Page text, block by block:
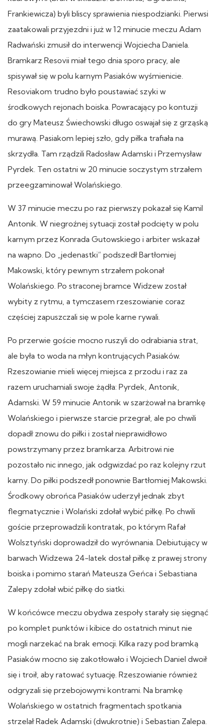
Frankiewicza) byli bliscy sprawienia niespodzianki. Pierwsi
zaatakowali przyjezdni i już w 12 minucie meczu Adam
Radwański zmusił do interwencji Wojciecha Daniela.
Bramkarz Resovii miał tego dnia sporo pracy, ale
spisywał się w polu karnym Pasiaków wyśmienicie.
Resoviakom trudno było poustawiać szyki w
środkowych rejonach boiska. Powracający po kontuzji
do gry Mateusz Świechowski długo oswajał się z grząską
murawą. Pasiakom lepiej szło, gdy piłka trafiała na
skrzydła. Tam rządzili Radosław Adamski i Przemysław
Pyrdek. Ten ostatni w 20 minucie soczystym strzałem
przeegzaminował Wolańskiego.
W 37 minucie meczu po raz pierwszy pokazał się Kamil
Antonik. W niegroźnej sytuacji został podcięty w polu
karnym przez Konrada Gutowskiego i arbiter wskazał
na wapno. Do „jedenastki” podszedł Bartłomiej
Makowski, który pewnym strzałem pokonał
Wolańskiego. Po straconej bramce Widzew został
wybity z rytmu, a tymczasem rzeszowianie coraz
częściej zapuszczali się w pole karne rywali.
Po przerwie goście mocno ruszyli do odrabiania strat,
ale była to woda na młyn kontrujących Pasiaków.
Rzeszowianie mieli więcej miejsca z przodu i raz za
razem uruchamiali swoje żądła: Pyrdek, Antonik,
Adamski. W 59 minucie Antonik w szarżował na bramkę
Wolańskiego i pierwsze starcie przegrał, ale po chwili
dopadł znowu do piłki i został nieprawidłowo
powstrzymany przez bramkarza. Arbitrowi nie
pozostało nic innego, jak odgwizdać po raz kolejny rzut
karny. Do piłki podszedł ponownie Bartłomiej Makowski.
Środkowy obrońca Pasiaków uderzył jednak zbyt
flegmatycznie i Wolański zdołał wybić piłkę. Po chwili
goście przeprowadzili kontratak, po którym Rafał
Wolsztyński doprowadził do wyrównania. Debiutujący w
barwach Widzewa 24-latek dostał piłkę z prawej strony
boiska i pomimo starań Mateusza Geńca i Sebastiana
Zalepy zdołał wbić piłkę do siatki.
W końcówce meczu obydwa zespoły starały się sięgnąć
po komplet punktów i kibice do ostatnich minut nie
mogli narzekać na brak emocji. Kilka razy pod bramką
Pasiaków mocno się zakotłowało i Wojciech Daniel dwoił
się i troił, aby ratować sytuację. Rzeszowianie również
odgryzali się przebojowymi kontrami. Na bramkę
Wolańskiego w ostatnich fragmentach spotkania
strzelał Radek Adamski (dwukrotnie) i Sebastian Zalepa.